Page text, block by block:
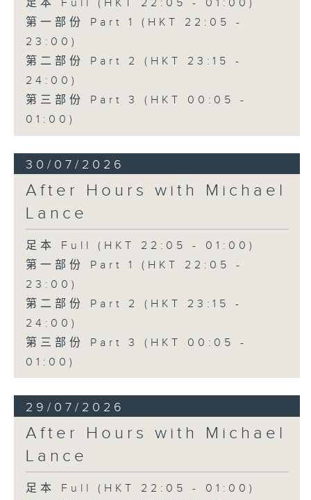
足本 Full (HKT 22:05 - 01:00)
第一部份 Part 1 (HKT 22:05 -
23:00)
第二部份 Part 2 (HKT 23:15 -
24:00)
第三部份 Part 3 (HKT 00:05 -
01:00)
30/07/2026
After Hours with Michael
Lance
足本 Full (HKT 22:05 - 01:00)
第一部份 Part 1 (HKT 22:05 -
23:00)
第二部份 Part 2 (HKT 23:15 -
24:00)
第三部份 Part 3 (HKT 00:05 -
01:00)
29/07/2026
After Hours with Michael
Lance
足本 Full (HKT 22:05 - 01:00)